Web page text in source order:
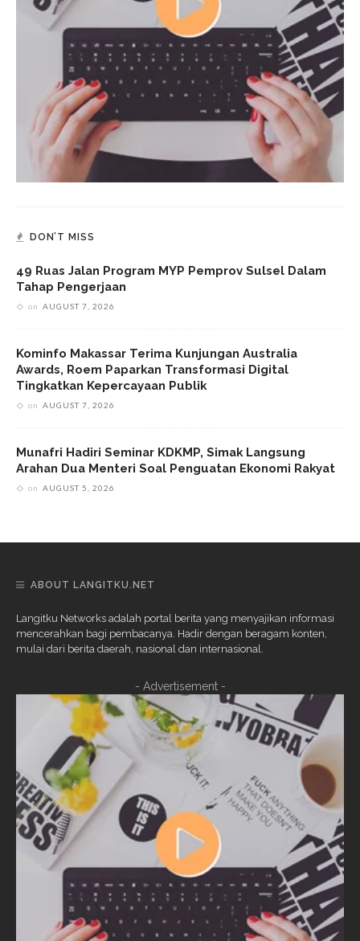
DON’T MISS
49 Ruas Jalan Program MYP Pemprov Sulsel Dalam
Tahap Pengerjaan
on AUGUST 7, 2026
Kominfo Makassar Terima Kunjungan Australia
Awards, Roem Paparkan Transformasi Digital
Tingkatkan Kepercayaan Publik
on AUGUST 7, 2026
Munafri Hadiri Seminar KDKMP, Simak Langsung
Arahan Dua Menteri Soal Penguatan Ekonomi Rakyat
on AUGUST 5, 2026
ABOUT LANGITKU.NET
Langitku Networks adalah portal berita yang menyajikan informasi
mencerahkan bagi pembacanya. Hadir dengan beragam konten,
mulai dari berita daerah, nasional dan internasional.
- Advertisement -